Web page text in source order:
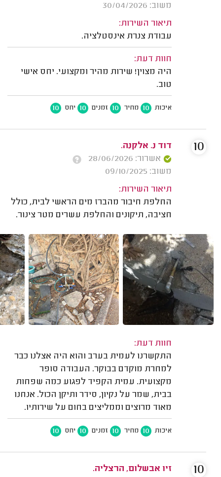
משוב: 30/04/2026
תיאור השירות:
עבודת צנרת אינסטלציה.
חוות דעת:
היה מצוין! שירות מהיר ומקצועי. יחס אישי
טוב.
איכות 10 מחיר 10 זמנים 10 יחס 10
דוד נ. אלקנה.
אשרור: 28/06/2026
משוב: 09/10/2025
תיאור השירות:
החלפת חיבור מהברז מים הראשי לבית, כולל
חציבה, תיקונים והחלפת עשרים מטר צינור.
חוות דעת:
התקשרנו לעמית בערב והוא היה אצלנו כבר
למחרת מוקדם בבוקר. העבודה סופר
מקצועית. עמית הקפיד לפגוע כמה שפחות
בבית, שמר על נקיון, סידר ותיקן הכול. אנחנו
מאוד מרוצים וממליצים בחום על שירותיו.
איכות 10 מחיר 10 זמנים 10 יחס 10
10
זיו אבשלום, הרצליה.
10